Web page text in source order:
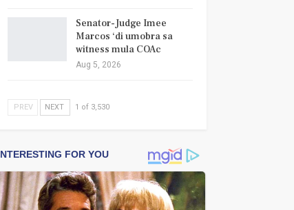
Senator-Judge Imee
Marcos ‘di umobra sa
witness mula COAc
Aug 5, 2026
PREV NEXT 1 of 3,530